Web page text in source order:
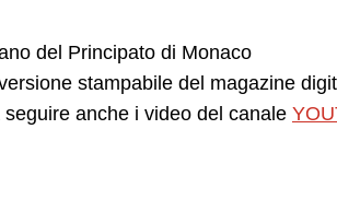
del Principato di Monaco
stampabile del magazine
anche i video del canale